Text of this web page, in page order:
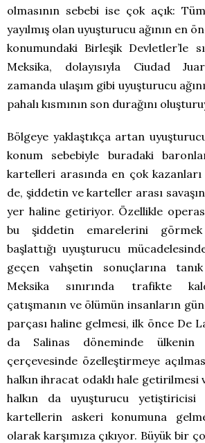
olmasının sebebi ise çok açık:
yayılmış olan uyuşturucu ağının en
konumundaki Birleşik Devletler’le
Meksika, dolayısıyla Ciudad
zamanda ulaşım gibi uyuşturucu
pahalı kısmının son durağını
Bölgeye yaklaştıkça artan
konum sebebiyle buradaki
kartelleri arasında en çok kazanları
de, şiddetin ve karteller arası
yer haline getiriyor. Özellikle
bu şiddetin emarelerini görmek
başlattığı uyuşturucu
geçen vahşetin sonuçlarına
Meksika sınırında trafikte
çatışmanın ve ölümün insanların
parçası haline gelmesi, ilk önce De
da Salinas döneminde ülkenin
çerçevesinde özelleştirmeye
halkın ihracat odaklı hale getirilmesi
halkın da uyuşturucu
kartellerin askeri konumuna
olarak karşımıza çıkıyor. Büyük bir